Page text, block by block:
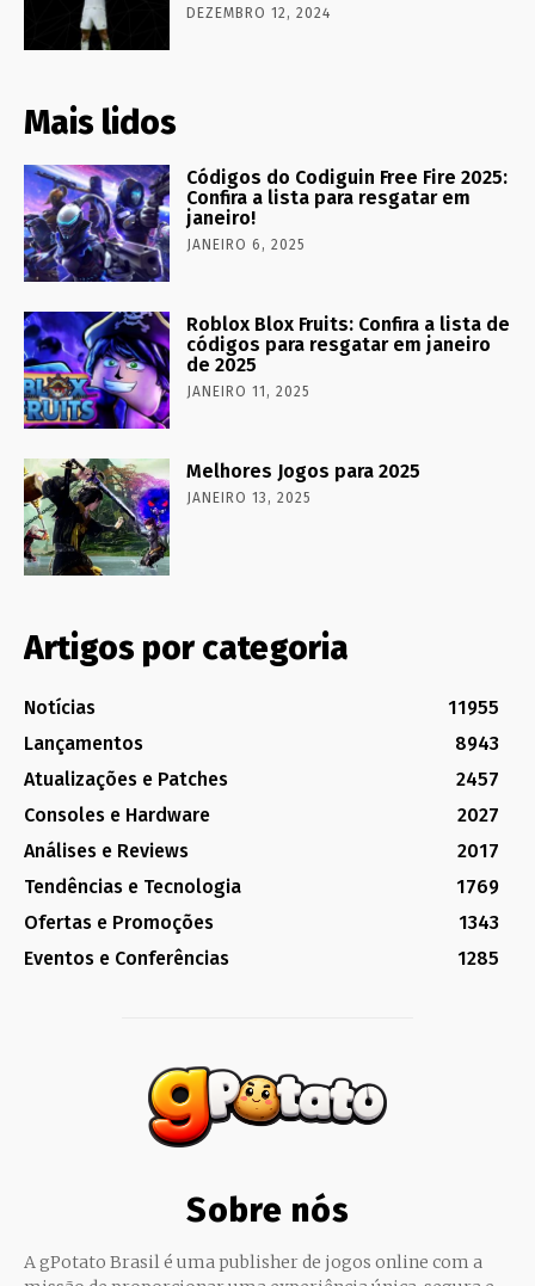
DEZEMBRO 12, 2024
Mais lidos
Códigos do Codiguin Free Fire 2025:
Confira a lista para resgatar em
janeiro!
JANEIRO 6, 2025
Roblox Blox Fruits: Confira a lista de
códigos para resgatar em janeiro
de 2025
JANEIRO 11, 2025
Melhores Jogos para 2025
JANEIRO 13, 2025
Artigos por categoria
Notícias
11955
Lançamentos
8943
Atualizações e Patches
2457
Consoles e Hardware
2027
Análises e Reviews
2017
Tendências e Tecnologia
1769
Ofertas e Promoções
1343
Eventos e Conferências
1285
Sobre nós
A gPotato Brasil é uma publisher de jogos online com a